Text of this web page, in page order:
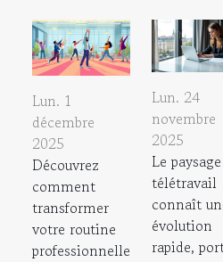
Lun. 1
décembre
2025
Découvrez
comment
transformer
votre routine
professionnelle
Lun. 24
novembre
2025
Le
télétravail
connaît
évolution
rapide,